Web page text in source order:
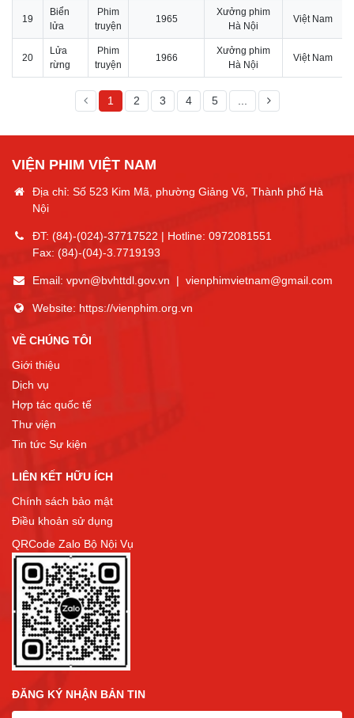
19
Biển
lửa
Phim
truyện
1965
Xưởng phim
Hà Nội
Việt Nam
20
Lửa
rừng
Phim
truyện
1966
Xưởng phim
Hà Nội
Việt Nam
1 2 3 4 5
VIỆN PHIM VIỆT NAM
Địa chỉ: Số 523 Kim Mã, phường Giảng Võ, Thành phố Hà
Nội
ĐT: (84)-(024)-37717522 | Hotline: 0972081551
Fax: (84)-(04)-3.7719193
Email: vpvn@bvhttdl.gov.vn | vienphimvietnam@gmail.com
Website: https://vienphim.org.vn
VỀ CHÚNG TÔI
Giới thiệu
Dịch vụ
Hợp tác quốc tế
Thư viện
Tin tức Sự kiện
LIÊN KẾT HỮU ÍCH
Chính sách bảo mật
Điều khoản sử dụng
QRCode Zalo Bộ Nội Vụ
ĐĂNG KÝ NHẬN BẢN TIN